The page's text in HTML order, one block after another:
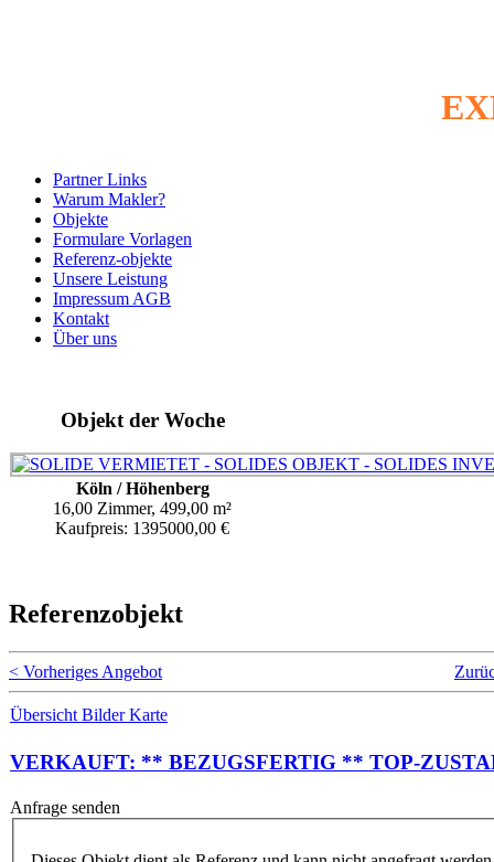
Partner Links
Warum Makler?
Objekte
Formulare Vorlagen
Referenz-objekte
Unsere Leistung
Impressum AGB
Kontakt
Über uns
Objekt der Woche
Köln / Höhenberg
16,00 Zimmer, 499,00 m²
Kaufpreis: 1395000,00 €
Referenzobjekt
< Vorheriges Angebot
Übersicht BilderKarte
VERKAUFT: ** BEZUGSFERTIG ** TOP-
Anfrage senden